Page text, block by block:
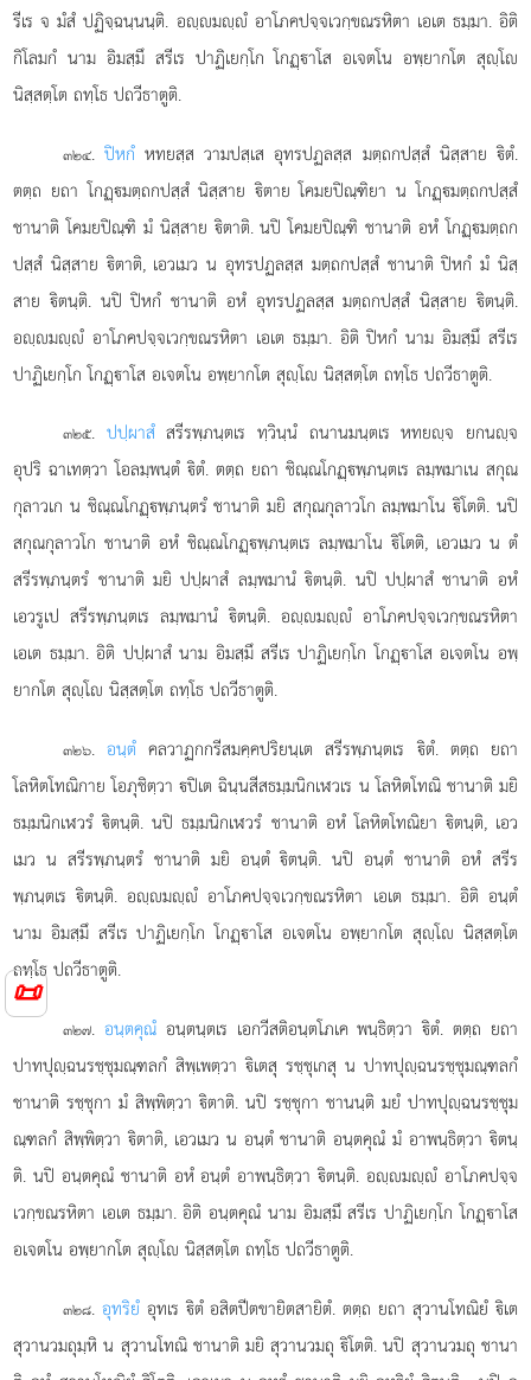
📜
รีเร จ มํสํ ปฏิจฺฉนฺนนฺติ. อฺมฺํ อาโภคปจฺจเวกฺขณรหิตา เอเต ธมฺมา. อิติ
กิโลมกํ นาม อิมสฺมึ สรีเร ปาฏิเยกฺโก โกฏฺาโส อเจตโน อพฺยากโต สุฺโ
นิสฺสตฺโต ถทฺโธ ปถวีธาตูติ.
๓๒๔.ปิหกํ หทยสฺส วามปสฺเส อุทรปฏลสฺส มตฺถกปสฺสํ นิสฺสาย ิตํ.
ตตฺถ ยถา โกฏฺมตฺถกปสฺสํ นิสฺสาย ิตาย โคมยปิณฺฑิยา น โกฏฺมตฺถกปสฺสํ
ชานาติ โคมยปิณฺฑิ มํ นิสฺสาย ิตาติ. นปิ โคมยปิณฺฑิ ชานาติ อหํ โกฏฺมตฺถก
ปสฺสํ นิสฺสาย ิตาติ, เอวเมว น อุทรปฏลสฺส มตฺถกปสฺสํ ชานาติ ปิหกํ มํ นิสฺ
สาย ิตนฺติ. นปิ ปิหกํ ชานาติ อหํ อุทรปฏลสฺส มตฺถกปสฺสํ นิสฺสาย ิตนฺติ.
อฺมฺํ อาโภคปจฺจเวกฺขณรหิตา เอเต ธมฺมา. อิติ ปิหกํ นาม อิมสฺมึ สรีเร
ปาฏิเยกฺโก โกฏฺาโส อเจตโน อพฺยากโต สุฺโ นิสฺสตฺโต ถทฺโธ ปถวีธาตูติ.
๓๒๕. ปปฺผาสํสรีรพฺภนฺตเร ทฺวินฺนํ ถนานมนฺตเร หทยฺจ ยกนฺจ
อุปริ ฉาเทตฺวา โอลมฺพนฺตํ ิตํ. ตตฺถ ยถา ชิณฺณโกฏฺพฺภนฺตเร ลมฺพมาเน สกุณ
กุลาวเก น ชิณฺณโกฏฺพฺภนฺตรํ ชานาติ มยิ สกุณกุลาวโก ลมฺพมาโน ิโตติ. นปิ
สกุณกุลาวโก ชานาติ อหํ ชิณฺณโกฏฺพฺภนฺตเร ลมฺพมาโน ิโตติ, เอวเมว น ตํ
สรีรพฺภนฺตรํ ชานาติ มยิ ปปฺผาสํ ลมฺพมานํ ิตนฺติ. นปิ ปปฺผาสํ ชานาติ อหํ
เอวรูเป สรีรพฺภนฺตเร ลมฺพมานํ ิตนฺติ. อฺมฺํ อาโภคปจฺจเวกฺขณรหิตา
เอเต ธมฺมา. อิติ ปปฺผาสํ นาม อิมสฺมึ สรีเร ปาฏิเยกฺโก โกฏฺาโส อเจตโน อพฺ
ยากโต สุฺโ นิสฺสตฺโต ถทฺโธ ปถวีธาตูติ.
๓๒๖.อนฺตํ คลวาฏกกรีสมคฺคปริยนฺเต สรีรพฺภนฺตเร ิตํ. ตตฺถ ยถา
โลหิตโทณิกาย โอภุชิตฺวา ปิเต ฉินฺนสีสธมฺมนิกเฬวเร น โลหิตโทณิ ชานาติ มยิ
ธมฺมนิกเฬวรํ ิตนฺติ. นปิ ธมฺมนิกเฬวรํ ชานาติ อหํ โลหิตโทณิยา ิตนฺติ, เอว
เมว น สรีรพฺภนฺตรํ ชานาติ มยิ อนฺตํ ิตนฺติ. นปิ อนฺตํ ชานาติ อหํ สรีร
พฺภนฺตเร ิตนฺติ. อฺมฺํ อาโภคปจฺจเวกฺขณรหิตา เอเต ธมฺมา. อิติ อนฺตํ
นาม อิมสฺมึ สรีเร ปาฏิเยกฺโก โกฏฺาโส อเจตโน อพฺยากโต สุฺโ นิสฺสตฺโต
ถทฺโธ ปถวีธาตูติ.
๓๒๗. อนฺตคุณํอนฺตนฺตเร เอกวีสติอนฺตโภเค พนฺธิตฺวา ิตํ. ตตฺถ ยถา
ปาทปุฺฉนรชฺชุมณฺฑลกํ สิพฺเพตฺวา ิเตสุ รชฺชุเกสุ น ปาทปุฺฉนรชฺชุมณฺฑลกํ
ชานาติ รชฺชุกา มํ สิพฺพิตฺวา ิตาติ. นปิ รชฺชุกา ชานนฺติ มยํ ปาทปุฺฉนรชฺชุม
ณฺฑลกํ สิพฺพิตฺวา ิตาติ, เอวเมว น อนฺตํ ชานาติ อนฺตคุณํ มํ อาพนฺธิตฺวา ิตนฺ
ติ. นปิ อนฺตคุณํ ชานาติ อหํ อนฺตํ อาพนฺธิตฺวา ิตนฺติ. อฺมฺํ อาโภคปจฺจ
เวกฺขณรหิตา เอเต ธมฺมา. อิติ อนฺตคุณํ นาม อิมสฺมึ สรีเร ปาฏิเยกฺโก โกฏฺาโส
อเจตโน อพฺยากโต สุฺโ นิสฺสตฺโต ถทฺโธ ปถวีธาตูติ.
๓๒๘. อุทริยํอุทเร ิตํ อสิตปีตขายิตสายิตํ. ตตฺถ ยถา สุวานโทณิยํ ิเต
สุวานวมถุมฺหิ น สุวานโทณิ ชานาติ มยิ สุวานวมถุ ิโตติ. นปิ สุวานวมถุ ชานา